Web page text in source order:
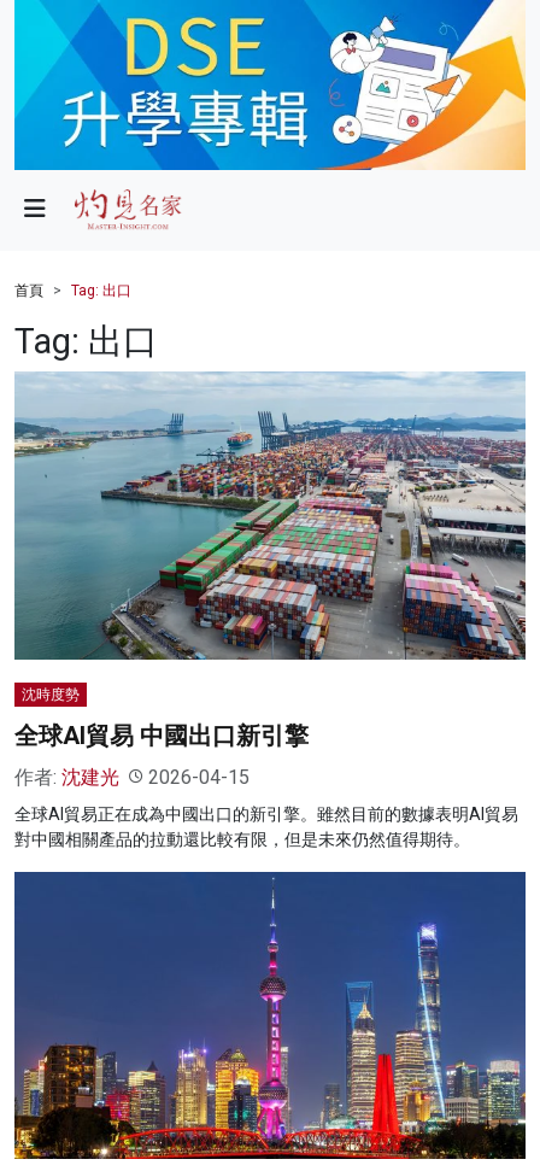
政局
財經
健康
商業
科技
灼見活動
首頁 Tag: 出口
Tag: 出口
沈時度勢
全球AI貿易 中國出口新引擎
作者: 沈建光 2026-04-15
全球AI貿易正在成為中國出口的新引擎。雖然目前的數據表明AI貿易
對中國相關產品的拉動還比較有限，但是未來仍然值得期待。